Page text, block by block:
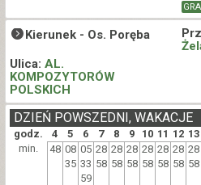
Kierunek - Os. Poręba
Ulica: AL.
KOMPOZYTORÓW
POLSKICH
godz. 4 5 6 7 8 9 10 11 12 13
DZIEŃ POWSZEDNI, WAKACJE
min. 48 08
35
05
33
59
28
58
28
58
28
58
28
58
28
58
28
58
28
58